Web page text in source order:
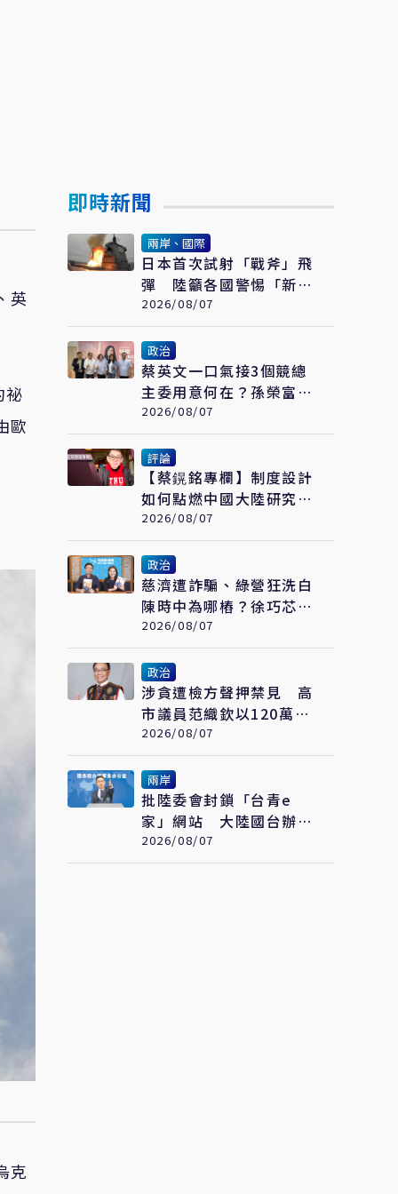
英
祕
歐
克
即時新聞
兩岸、國際
日本首次試射「戰斧」飛
彈 陸籲各國警惕「新型
軍國主義」發展
2026/08/07
政治
蔡英文一口氣接3個競總
主委用意何在？孫榮富：
想「進場」接黨主席
2026/08/07
評論
【蔡鎤銘專欄】制度設計
如何點燃中國大陸研究型
大學的創新引擎
2026/08/07
政治
慈濟遭詐騙、綠營狂洗白
陳時中為哪樁？徐巧芯預
言：替陳時中接閣揆鋪路
2026/08/07
政治
涉貪遭檢方聲押禁見 高
市議員范織欽以120萬元
交保
2026/08/07
兩岸
批陸委會封鎖「台青e
家」網站 大陸國台辦：
顯示平台符合台青需求
2026/08/07